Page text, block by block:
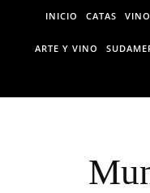
Skip to content
INICIO CATAS
ARTE Y VINO